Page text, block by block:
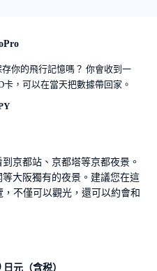
存你的飛行記憶嗎？ 你會收到一
卡，可以在當天把數據帶回家。
京都站、京都塔等京都夜景。
大阪獨有的夜景。建議您在這
不僅可以觀光，還可以約會和
日元（含税）